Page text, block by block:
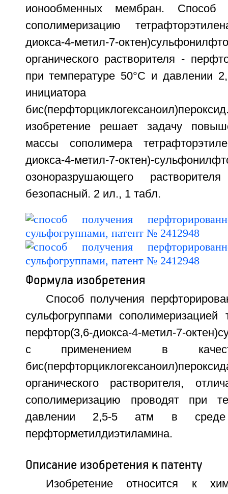
ионообменных мембран.
сополимеризацию
диокса-4-метил-7-
органического растворителя -
при температуре 50°С и давлении
инициатора
изобретение решает задачу
массы сополимера
диокса-4-метил-7-октен)-
озоноразрушающего
безопасный. 2 ил., 1 табл.
Формула изобретения
Способ получения
сульфогруппами сополимеризацией
перфтор(3,6-диокса-4-метил-7-
с применением в
органического растворителя,
сополимеризацию проводят при
давлении 2,5-5 атм в среде
перфторметилдиэтиламина.
Описание изобретения к патенту
Изобретение относится к